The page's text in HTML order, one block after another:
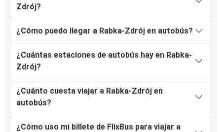
Zdrój?
¿Cómo puedo llegar a Rabka-Zdrój en autobús?
¿Cuántas estaciones de autobús hay en Rabka-
Zdrój?
¿Cuánto cuesta viajar a Rabka-Zdrój en
autobús?
¿Cómo uso mi billete de FlixBus para viajar a